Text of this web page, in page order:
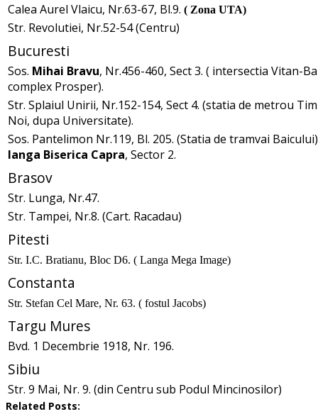
Calea Aurel Vlaicu, Nr.63-67, Bl.9. ( Zona UTA)
Str. Revolutiei, Nr.52-54 (Centru)
Bucuresti
Sos. Mihai Bravu, Nr.456-460, Sect 3. ( intersectia Vitan-
complex Prosper).
Str. Splaiul Unirii, Nr.152-154, Sect 4. (statia de metrou
Noi, dupa Universitate).
Sos. Pantelimon Nr.119, Bl. 205. (Statia de tramvai
langa Biserica Capra, Sector 2.
Brasov
Str. Lunga, Nr.47.
Str. Tampei, Nr.8. (Cart. Racadau)
Pitesti
Str. I.C. Bratianu, Bloc D6. ( Langa Mega Image)
Constanta
Str. Stefan Cel Mare, Nr. 63. ( fostul Jacobs)
Targu Mures
Bvd. 1 Decembrie 1918, Nr. 196.
Sibiu
Str. 9 Mai, Nr. 9. (din Centru sub Podul Mincinosilor)
Related Posts: